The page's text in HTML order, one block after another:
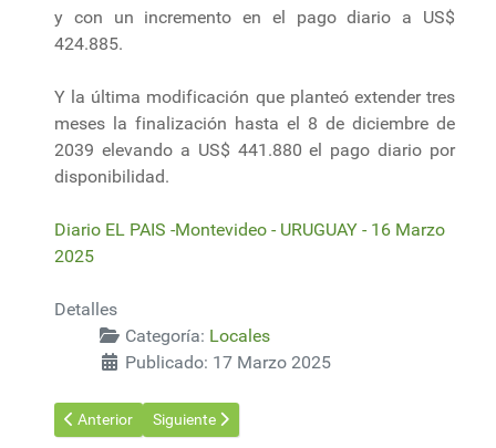
y con un incremento en el pago diario a US$
424.885.
Y la última modificación que planteó extender tres
meses la finalización hasta el 8 de diciembre de
2039 elevando a US$ 441.880 el pago diario por
disponibilidad.
Diario EL PAIS -Montevideo - URUGUAY - 16 Marzo
2025
Detalles
Categoría: Locales
Publicado: 17 Marzo 2025
Artículo anterior: Uruguay: la historia detrás de su nombre (y
Anterior Artículo siguiente: La producción del núcleo de la
Siguiente